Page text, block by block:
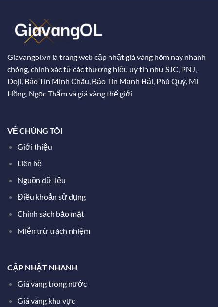
Giavangol.vn là trang web cập nhật giá vàng hôm nay nhanh
chóng, chính xác từ các thương hiệu uy tín như SJC, PNJ,
Doji, Bảo Tín Minh Châu, Bảo Tín Mạnh Hải, Phú Quý, Mi
Hồng, Ngọc Thẩm và giá vàng thế giới
VỀ CHÚNG TÔI
Giới thiệu
Liên hệ
Nguồn dữ liệu
Điều khoản sử dụng
Chính sách bảo mật
Miễn trừ trách nhiệm
CẬP NHẬT NHANH
Giá vàng trong nước
Giá vàng khu vực